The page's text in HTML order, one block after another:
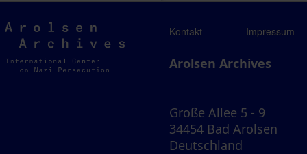
Arolsen
Archives
Kontakt Impressum
Arolsen Archives
Große Allee 5 - 9
34454 Bad Arolsen
Deutschland